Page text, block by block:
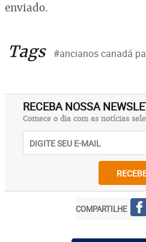
enviado.
Tags #ancianos canadá
RECEBA NOSSA
Comece o dia com as notícias
COMPARTILHE